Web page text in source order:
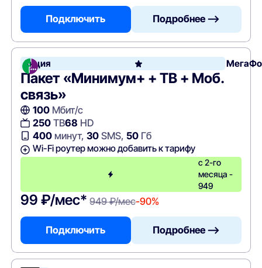
Подключить Подробнее —>
Акция
Пакет «Минимум+ + ТВ + Моб.
связь»
100Мбит/с
250ТВ68 HD
400минут, 30SMS, 50Гб
Wi-Fi роутер можно добавить к тарифу
с 2-го
месяца -
949
99 ₽/мес* 949 ₽/мес-90%
Подключить Подробнее —>